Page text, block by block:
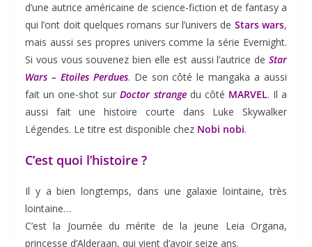
d’une autrice américaine de science-fiction et de fantasy a
qui l’ont doit quelques romans sur l’univers de Stars wars,
mais aussi ses propres univers comme la série Evernight.
Si vous vous souvenez bien elle est aussi l’autrice de Star
Wars – Etoiles Perdues. De son côté le mangaka a aussi
fait un one-shot surDoctor strangedu côté MARVEL. Il a
aussi fait une histoire courte dans Luke Skywalker
Légendes. Le titre est disponible chez Nobi nobi.
C’est quoi l’histoire ?
Il y a bien longtemps, dans une galaxie lointaine, très
lointaine…
C’est la Journée du mérite de la jeune Leia Organa,
princesse d’Alderaan, qui vient d’avoir seize ans.